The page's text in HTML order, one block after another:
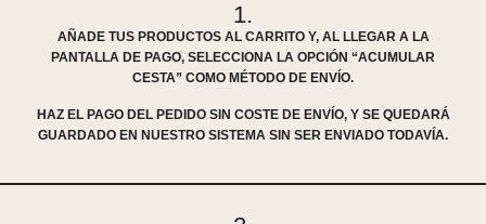
ACUMULA TUS
COMPRAS Y NO
PAGUES ENVÍO
todos juntos. Una forma flexible, cómoda y más
1.
AÑADE TUS PRODUCTOS AL CARRITO Y, AL LLEGAR A LA
PANTALLA DE PAGO, SELECCIONA LA OPCIÓN “ACUMULAR
CESTA” COMO MÉTODO DE ENVÍO.
HAZ EL PAGO DEL PEDIDO SIN COSTE DE ENVÍO, Y SE QUEDARÁ
GUARDADO EN NUESTRO SISTEMA SIN SER ENVIADO TODAVÍA.